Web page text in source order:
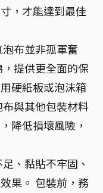
，才能達到最佳
泡布並非孤軍奮
提供更全面的保
硬紙板或泡沫箱
與其他包裝材料
降低損壞風險，
、黏貼不牢固、
果。 包裝前，務